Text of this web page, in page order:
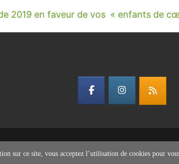
2019 en faveur de vos « enfants de
sur ce site, vous acceptez l’utilisation de cookies pour